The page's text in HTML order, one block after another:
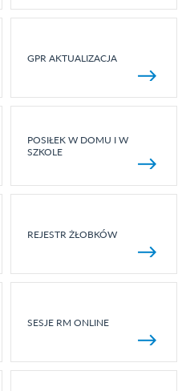
GPR AKTUALIZACJA
POSIŁEK W DOMU I W
SZKOLE
REJESTR ŻŁOBKÓW
SESJE RM ONLINE